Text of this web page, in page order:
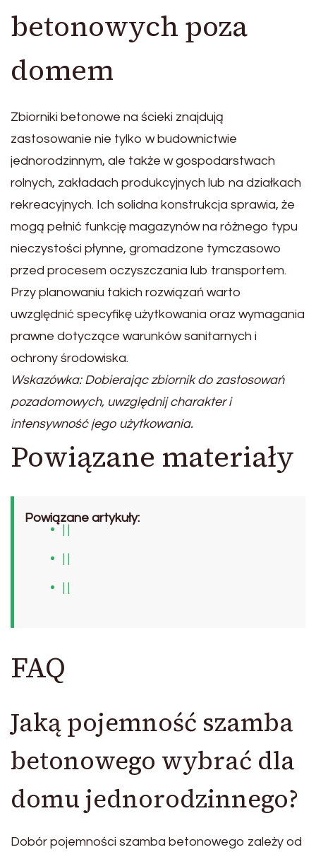
betonowych poza
domem
Zbiorniki betonowe na ścieki znajdują
zastosowanie nie tylko w budownictwie
jednorodzinnym, ale także w gospodarstwach
rolnych, zakładach produkcyjnych lub na działkach
rekreacyjnych. Ich solidna konstrukcja sprawia, że
mogą pełnić funkcję magazynów na różnego typu
nieczystości płynne, gromadzone tymczasowo
przed procesem oczyszczania lub transportem.
Przy planowaniu takich rozwiązań warto
uwzględnić specyfikę użytkowania oraz wymagania
prawne dotyczące warunków sanitarnych i
ochrony środowiska.
Wskazówka: Dobierając zbiornik do zastosowań
pozadomowych, uwzględnij charakter i
intensywność jego użytkowania.
Powiązane materiały
Powiązane artykuły:
FAQ
Jaką pojemność szamba
betonowego wybrać dla
domu jednorodzinnego?
Dobór pojemności szamba betonowego zależy od